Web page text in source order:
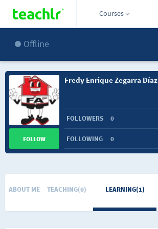
Courses
Offline
Fredy Enrique Zegarra Díaz
FOLLOWERS 0
FOLLOWING 0
FOLLOW
ABOUT ME TEACHING(0) LEARNING(1)